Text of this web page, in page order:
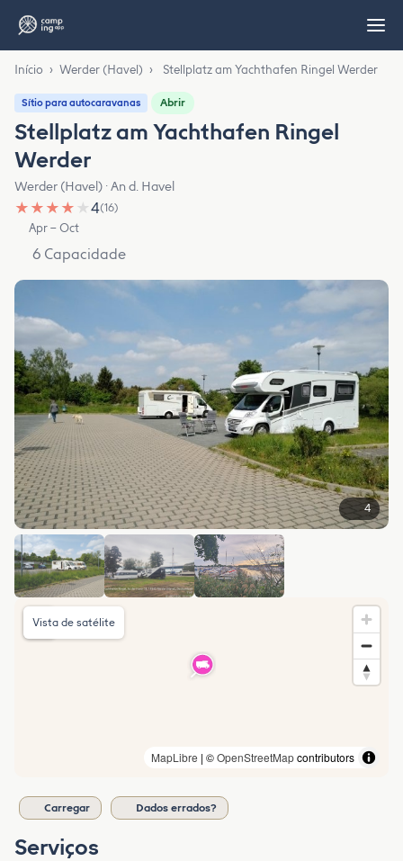
Início › Werder (Havel) › Stellplatz am Yachthafen Ringel Werder
Sítio para autocaravanas Abrir
Stellplatz am Yachthafen Ringel
Werder
Werder (Havel) · An d. Havel
★ ★ ★ ★ ★4(16)
Apr – Oct
6 Capacidade
4
MapLibre | ©OpenStreetMapcontributors
Vista de satélite
Carregar Dados errados?
Serviços